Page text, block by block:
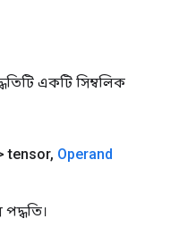
একটি সিম্বলিক
tensor, Operand